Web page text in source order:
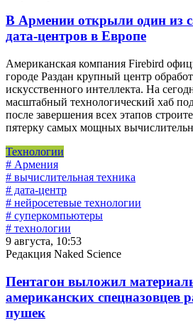
В Армении открыли один из
дата-центров в Европе
Американская компания Firebird
городе Раздан крупный центр
искусственного интеллекта. На
масштабный технологический хаб
после завершения всех этапов
пятерку самых мощных
Технологии
# Армения
# вычислительная техника
# дата-центр
# нейросетевые технологии
# суперкомпьютеры
# технологии
9 августа, 10:53
Редакция Naked Science
Пентагон выложил
американских спецназовцев
пушек